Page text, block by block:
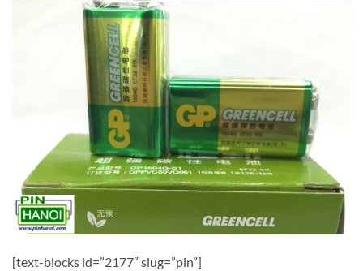
[text-blocks id=”2177″ slug=”pin”]